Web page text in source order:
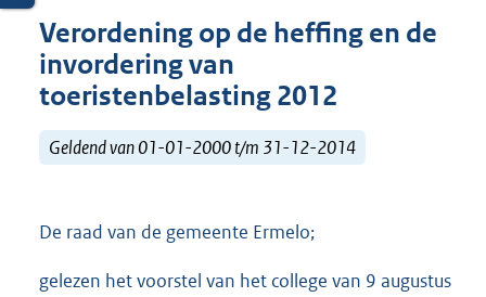
Verordening op de heffing en de
invordering van
toeristenbelasting 2012
Geldend van 01-01-2000 t/m 31-12-2014
De raad van de gemeente Ermelo;
gelezen het voorstel van het college van 9 augustus